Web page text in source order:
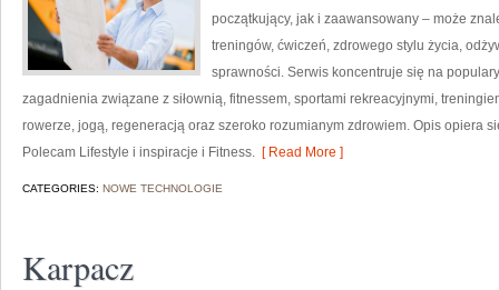
początkujący, jak i zaawansowany – może
treningów, ćwiczeń, zdrowego stylu życia,
sprawności. Serwis koncentruje się na
zagadnienia związane z siłownią, fitnessem, sportami rekreacyjnymi,
rowerze, jogą, regeneracją oraz szeroko rozumianym zdrowiem. Opis opiera
Polecam Lifestyle i inspiracje i Fitness. [ Read More ]
CATEGORIES: NOWE TECHNOLOGIE
Karpacz